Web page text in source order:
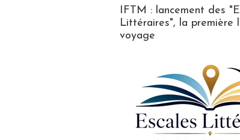
IFTM : lancement des
Littéraires", la première
voyage